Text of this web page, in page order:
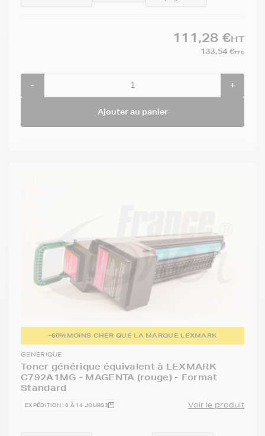
111,28 €HT
133,54 €TTC
- +
Ajouter au panier
-60%MOINS CHER QUE LA MARQUE LEXMARK
GENERIQUE
Toner générique équivalent à LEXMARK
C792A1MG - MAGENTA (rouge) - Format
Standard
EXPÉDITION : 6 À 14 JOURS Voir le produit